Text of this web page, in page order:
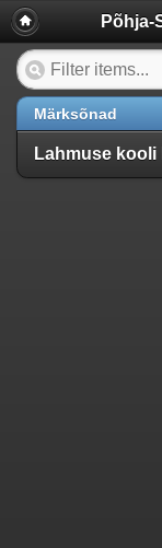
Põhja-
Märksõnad
Lahmuse kooli